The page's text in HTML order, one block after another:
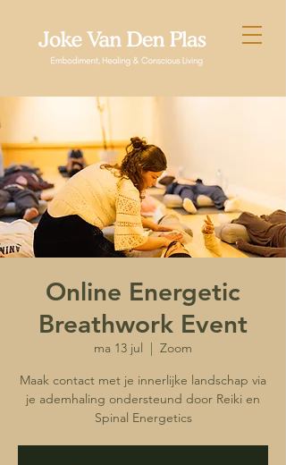
Online Energetic
Breathwork Event
ma 13 jul
  |
Zoom
Maak contact met je innerlijke landschap via
je ademhaling ondersteund door Reiki en
Spinal Energetics